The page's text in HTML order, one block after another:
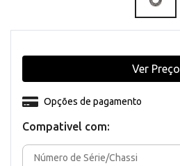
Compativel com:
Opções de pagamento
Ver Preço